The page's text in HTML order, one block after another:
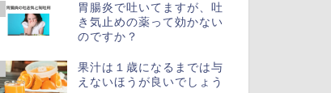
胃腸炎で吐いてますが、吐
き気止めの薬って効かない
のですか？
果汁は１歳になるまでは与
えないほうが良いでしょう